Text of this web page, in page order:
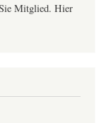
Mitglied. Hier